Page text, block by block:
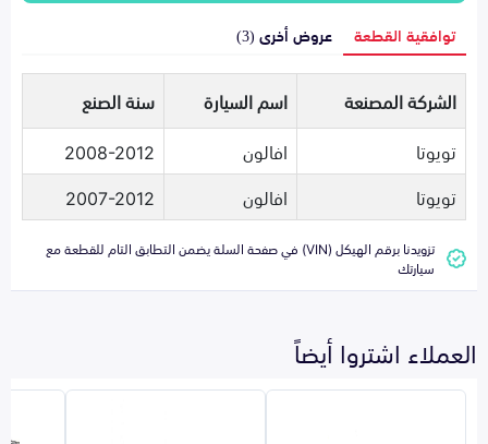
توافقية القطعة عروض أخرى (3)
الشركة المصنعة اسم السيارة
سنة الصنع
تويوتا
افالون
2008-2012
تويوتا
افالون 2007-2012
تزويدنا برقم الهيكل (VIN) في صفحة السلة يضمن التطابق التام للقطعة مع
سيارتك
العملاء اشتروا أيضاً